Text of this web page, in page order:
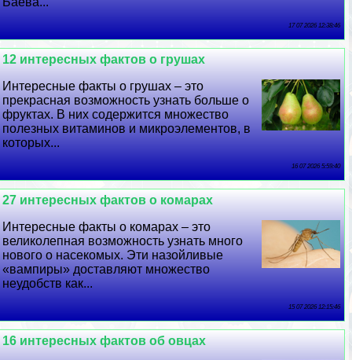
17 07 2026 12:38:46
12 интересных фактов о грушах
Интересные факты о грушах – это
прекрасная возможность узнать больше о
фруктах. В них содержится множество
полезных витаминов и микроэлементов, в
которых...
16 07 2026 5:59:40
27 интересных фактов о комарах
Интересные факты о комарах – это
великолепная возможность узнать много
нового о насекомых. Эти назойливые
«вампиры» доставляют множество
неудобств как...
15 07 2026 12:15:46
16 интересных фактов об овцах